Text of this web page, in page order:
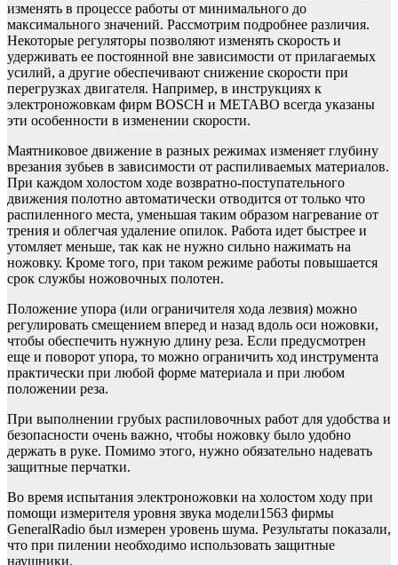
изменять в процессе работы от минимального до
максимального значений. Рассмотрим подробнее различия.
Некоторые регуляторы позволяют изменять скорость и
удерживать ее постоянной вне зависимости от прилагаемых
усилий, а другие обеспечивают снижение скорости при
перегрузках двигателя. Например, в инструкциях к
электроножовкам фирм BOSCH и METABO всегда указаны
эти особенности в изменении скорости.
Маятниковое движение в разных режимах изменяет глубину
врезания зубьев в зависимости от распиливаемых материалов.
При каждом холостом ходе возвратно-поступательного
движения полотно автоматически отводится от только что
распиленного места, уменьшая таким образом нагревание от
трения и облегчая удаление опилок. Работа идет быстрее и
утомляет меньше, так как не нужно сильно нажимать на
ножовку. Кроме того, при таком режиме работы повышается
срок службы ножовочных полотен.
Положение упора (или ограничителя хода лезвия) можно
регулировать смещением вперед и назад вдоль оси ножовки,
чтобы обеспечить нужную длину реза. Если предусмотрен
еще и поворот упора, то можно ограничить ход инструмента
практически при любой форме материала и при любом
положении реза.
При выполнении грубых распиловочных работ для удобства и
безопасности очень важно, чтобы ножовку было удобно
держать в руке. Помимо этого, нужно обязательно надевать
защитные перчатки.
Во время испытания электроножовки на холостом ходу при
помощи измерителя уровня звука модели1563 фирмы
GeneralRadio был измерен уровень шума. Результаты показали,
что при пилении необходимо использовать защитные
наушники.